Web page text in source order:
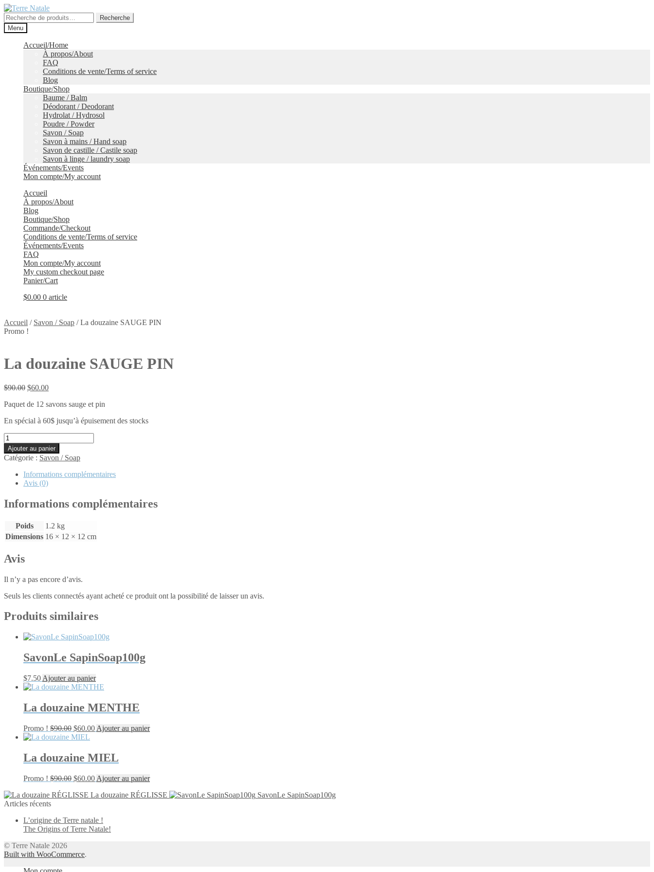
Aller
à
la
navigation
Aller
au
contenu
Recherche
pour :
Recherche
Menu
Accueil/Home
À propos/About
FAQ
Conditions de vente/Terms of service
Blog
Boutique/Shop
Baume / Balm
Déodorant / Deodorant
Hydrolat / Hydrosol
Poudre / Powder
Savon / Soap
Savon à mains / Hand soap
Savon de castille / Castile soap
Savon à linge / laundry soap
Événements/Events
Mon compte/My account
Accueil
À propos/About
Blog
Boutique/Shop
Commande/Checkout
Conditions de vente/Terms of service
Événements/Events
FAQ
Mon compte/My account
My custom checkout page
Panier/Cart
$0.00 0 article
Accueil / Savon / Soap /La douzaine SAUGE PIN
Promo !
La douzaine SAUGE PIN
$90.00 Le
initial
$90.00.
$60.00Le
actuel
$60.00.
Paquet de 12 savons sauge et pin
En spécial à 60$ jusqu’à épuisement des stocks
quantité
de
La
douzaine
SAUGE
PIN
Ajouter au panier
Catégorie : Savon / Soap
Informations complémentaires
Avis (0)
Informations complémentaires
Poids
1.2 kg
Dimensions 16 × 12 × 12 cm
Avis
Il n’y a pas encore d’avis.
Seuls les clients connectés ayant acheté ce produit ont la possibilité de laisser un avis.
Produits similaires
SavonLe SapinSoap100g
$7.50 Ajouter au panier
La douzaine MENTHE
Promo ! $90.00 Le
prix
était :
$90.00.
$60.00Le
est :
$60.00.
Ajouter au panier
La douzaine MIEL
Promo ! $90.00 Le
initial
$60.00Le
actuel
Ajouter au panier
La douzaine RÉGLISSE
SavonLe SapinSoap100g
Articles récents
L’origine de Terre natale !
The Origins of Terre Natale!
© Terre Natale 2026
Built with WooCommerce.